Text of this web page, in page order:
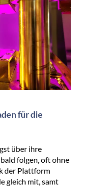
für die
über ihre
folgen, oft ohne
der Plattform
gleich mit, samt